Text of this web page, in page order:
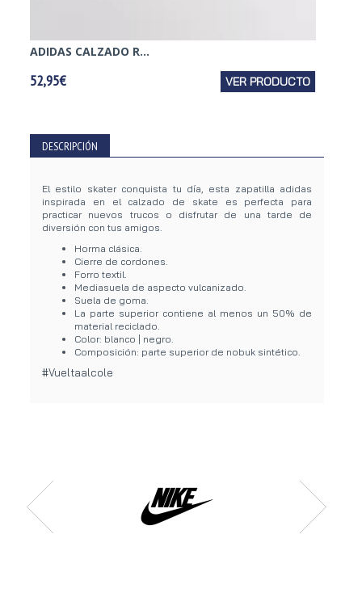
ADIDAS CALZADO R...
52,95€ VER PRODUCTO
DESCRIPCIÓN
El estilo skater conquista tu día, esta zapatilla adidas
inspirada en el calzado de skate es perfecta para
practicar nuevos trucos o disfrutar de una tarde de
diversión con tus amigos.
Horma clásica.
Cierre de cordones.
Forro textil.
Mediasuela de aspecto vulcanizado.
Suela de goma.
La parte superior contiene al menos un 50% de
material reciclado.
Color: blanco | negro.
Composición: parte superior de nobuk sintético.
#Vueltaalcole